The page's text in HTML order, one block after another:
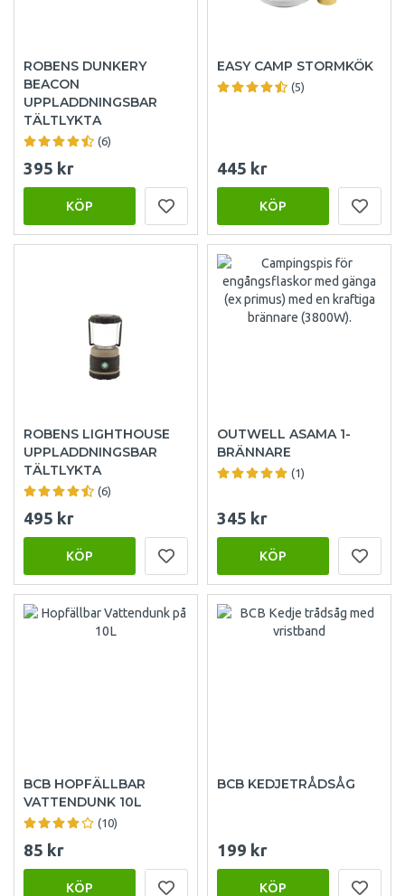
ROBENS DUNKERY
BEACON
UPPLADDNINGSBAR
TÄLTLYKTA
(6)
395 kr
KÖP
EASY CAMP STORMKÖK
(5)
445 kr
KÖP
ROBENS LIGHTHOUSE
UPPLADDNINGSBAR
TÄLTLYKTA
(6)
495 kr
KÖP
OUTWELL ASAMA 1-
BRÄNNARE
(1)
345 kr
KÖP
BCB HOPFÄLLBAR
VATTENDUNK 10L
(10)
85 kr
KÖP
BCB KEDJETRÅDSÅG
199 kr
KÖP